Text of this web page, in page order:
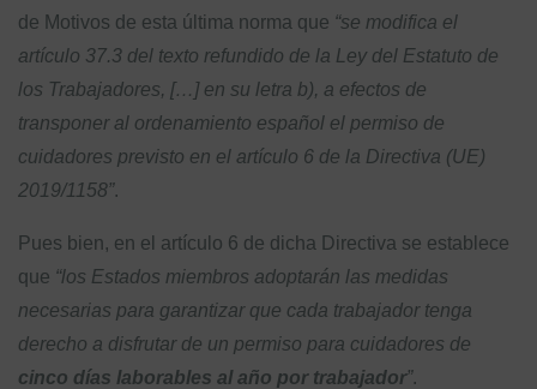
de Motivos de esta última norma que “se modifica el
artículo 37.3 del texto refundido de la Ley del Estatuto de
los Trabajadores, […] en su letra b), a efectos de
transponer al ordenamiento español el permiso de
cuidadores previsto en el artículo 6 de la Directiva (UE)
2019/1158”.
Pues bien, en el artículo 6 de dicha Directiva se establece
que “los Estados miembros adoptarán las medidas
necesarias para garantizar que cada trabajador tenga
derecho a disfrutar de un permiso para cuidadores de
cinco días laborables al año por trabajador”.